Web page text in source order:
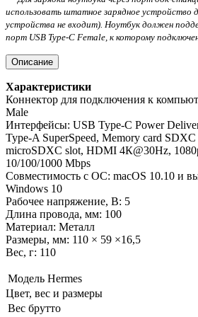
использовать штатное зарядное устройство
устройства не входит). Ноутбук должен
порт USB Type-C Female, к которому
Описание
Характеристики
Коннектор для подключения к
Male
Интерфейсы: USB Type-C Power
Type-A SuperSpeed, Memory card
microSDXC slot, HDMI 4К@30Hz,
10/100/1000 Mbps
Совместимость с ОС: macOS 10.10 и
Windows 10
Рабочее напряжение, В: 5
Длина провода, мм: 100
Материал: Металл
Размеры, мм: 110 × 59 ×16,5
Вес, г: 110
Модель Hermes
Цвет, вес и размеры
Вес брутто